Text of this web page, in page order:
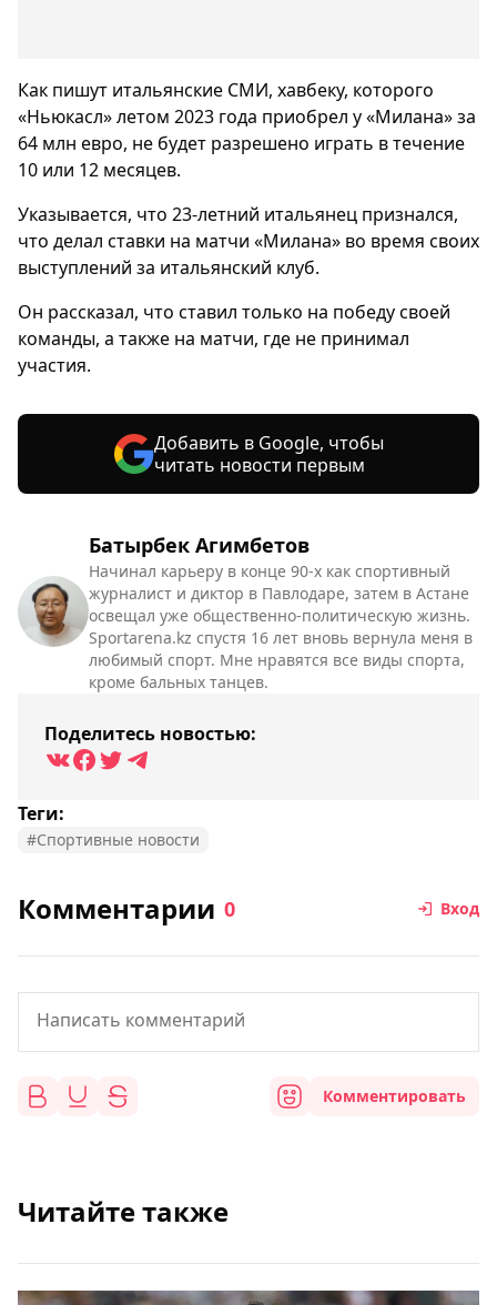
Батырбек Агимбетов
Начинал карьеру в конце 90-х как спортивный
журналист и диктор в Павлодаре, затем в Астане
освещал уже общественно-политическую жизнь.
Sportarena.kz спустя 16 лет вновь вернула меня в
любимый спорт. Мне нравятся все виды спорта,
кроме бальных танцев.
Поделитесь новостью:
Теги:
#Спортивные новости
Как пишут итальянские СМИ, хавбеку, которого
«Ньюкасл» летом 2023 года приобрел у «Милана» за
64 млн евро, не будет разрешено играть в течение
10 или 12 месяцев.
Указывается, что 23-летний итальянец признался,
что делал ставки на матчи «Милана» во время своих
выступлений за итальянский клуб.
Он рассказал, что ставил только на победу своей
команды, а также на матчи, где не принимал
участия.
Добавить в Google, чтобы
читать новости первым
Комментарии 0 Вход
Комментировать
Читайте также